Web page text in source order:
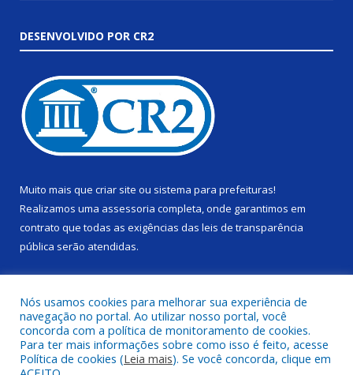
DESENVOLVIDO POR CR2
Muito mais que criar site ou sistema para prefeituras!
Realizamos uma assessoria completa, onde garantimos em
contrato que todas as exigências das leis de transparência
pública serão atendidas.
Todos os direitos reservados a Câmara Municipal de Alenquer.
Nós usamos cookies para melhorar sua experiência de
navegação no portal. Ao utilizar nosso portal, você
concorda com a política de monitoramento de cookies.
Para ter mais informações sobre como isso é feito, acesse
Política de cookies (Leia mais). Se você concorda, clique em